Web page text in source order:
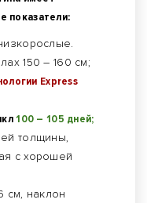
показатели:
150 – 160 см;
Express
100 – 105 дней;
толщины,
с хорошей
см, наклон